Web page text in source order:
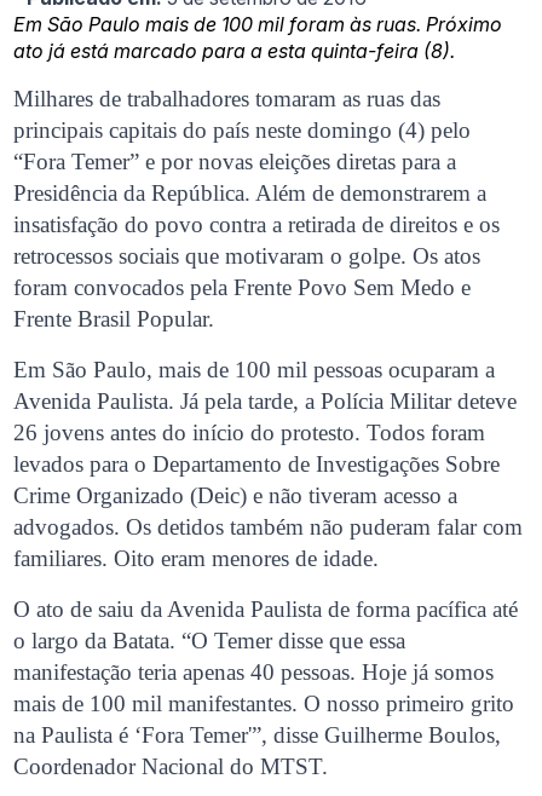
Em São Paulo mais de 100 mil foram às ruas. Próximo
ato já está marcado para a esta quinta-feira (8).
Milhares de trabalhadores tomaram as ruas das
principais capitais do país neste domingo (4) pelo
“Fora Temer” e por novas eleições diretas para a
Presidência da República. Além de demonstrarem a
insatisfação do povo contra a retirada de direitos e os
retrocessos sociais que motivaram o golpe. Os atos
foram convocados pela Frente Povo Sem Medo e
Frente Brasil Popular.
Em São Paulo, mais de 100 mil pessoas ocuparam a
Avenida Paulista. Já pela tarde, a Polícia Militar deteve
26 jovens antes do início do protesto. Todos foram
levados para o Departamento de Investigações Sobre
Crime Organizado (Deic) e não tiveram acesso a
advogados. Os detidos também não puderam falar com
familiares. Oito eram menores de idade.
O ato de saiu da Avenida Paulista de forma pacífica até
o largo da Batata. “O Temer disse que essa
manifestação teria apenas 40 pessoas. Hoje já somos
mais de 100 mil manifestantes. O nosso primeiro grito
na Paulista é ‘Fora Temer'”, disse Guilherme Boulos,
Coordenador Nacional do MTST.